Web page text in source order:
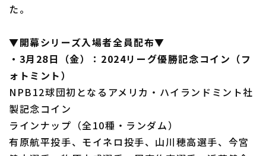
福岡ソフトバンクホークス
た。
▼開幕シリーズ入場者全員配布▼
・3月28日（金）：2024リーグ優勝記念コイン（フ
ォトミント）
NPB12球団初となるアメリカ・ハイランドミント社
製記念コイン
ラインナップ（全10種・ランダム）
有原航平投手、モイネロ投手、山川穂高選手、今宮